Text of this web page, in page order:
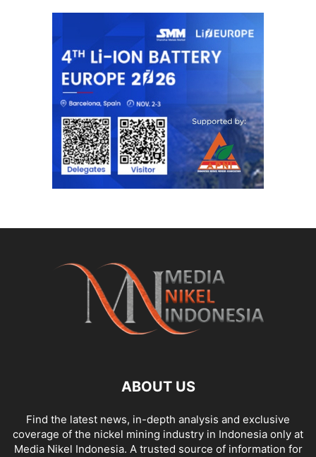
ABOUT US
Find the latest news, in-depth analysis and exclusive
coverage of the nickel mining industry in Indonesia only at
Media Nikel Indonesia. A trusted source of information for